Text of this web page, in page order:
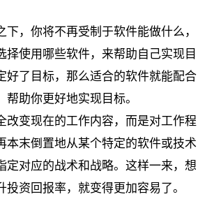
下，你将不再受制于软件能做什么，
择使用哪些软件，来帮助自己实现目
好了目标，那么适合的软件就能配合
助你更好地实现目标。
改变现在的工作内容，而是对工作程
本末倒置地从某个特定的软件或技术
定对应的战术和战略。这样一来，想
投资回报率，就变得更加容易了。